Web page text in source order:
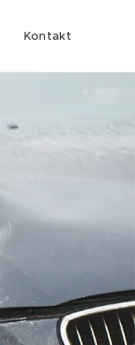
Kontakt